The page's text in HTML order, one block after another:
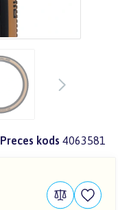
Preces kods 4063581